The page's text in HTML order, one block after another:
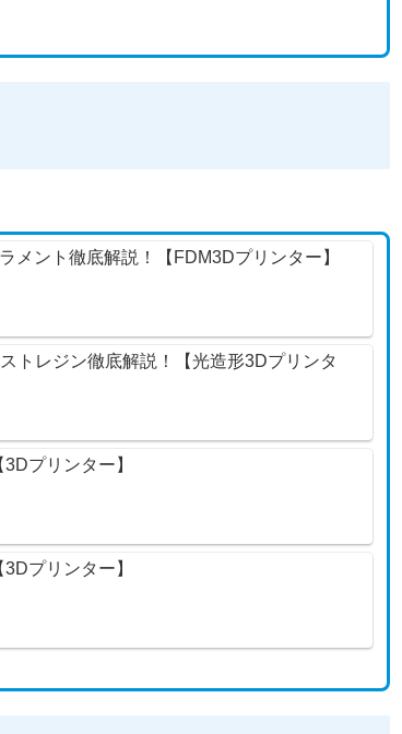
メント徹底解説！【FDM3Dプリンター】
トレジン徹底解説！【光造形3Dプリンタ
プリンター】
プリンター】